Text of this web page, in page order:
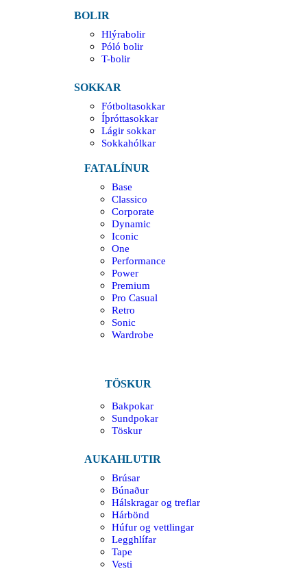
BOLIR
Hlýrabolir
Póló bolir
T-bolir
SOKKAR
Fótboltasokkar
Íþróttasokkar
Lágir sokkar
Sokkahólkar
FATALÍNUR
Base
Classico
Corporate
Dynamic
Iconic
One
Performance
Power
Premium
Pro Casual
Retro
Sonic
Wardrobe
TÖSKUR
Bakpokar
Sundpokar
Töskur
AUKAHLUTIR
Brúsar
Búnaður
Hálskragar og treflar
Hárbönd
Húfur og vettlingar
Legghlífar
Tape
Vesti